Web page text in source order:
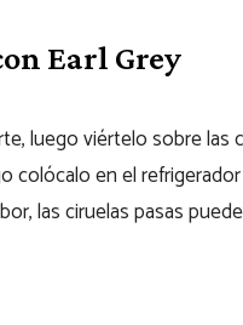
Earl Grey
luego viértelo sobre las
colócalo en el
las ciruelas pasas